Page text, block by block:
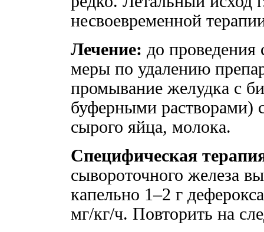
несвоевременной
Лечение: до
меры по удалению
промывание желудка с
буферными растворами)
сырого яйца, молока.
Специфическая
сывороточного железа
капельно 1–2 г
мг/кг/ч. Повторить на